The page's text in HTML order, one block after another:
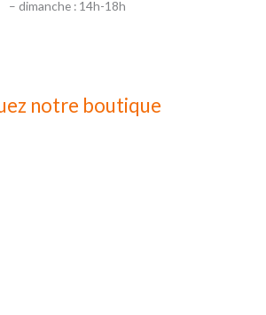
– dimanche : 14h-18h
notre boutique